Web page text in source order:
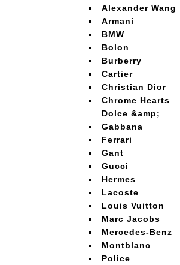
Alexander Wang
Armani
BMW
Bolon
Burberry
Cartier
Christian Dior
Chrome Hearts
Dolce &amp;
Gabbana
Ferrari
Gant
Gucci
Hermes
Lacoste
Louis Vuitton
Marc Jacobs
Mercedes-Benz
Montblanc
Police